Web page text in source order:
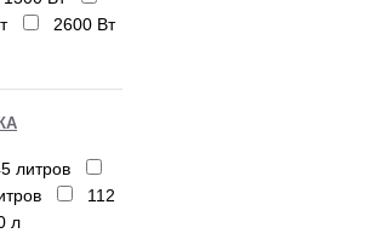
2600 Вт
литров
112
л